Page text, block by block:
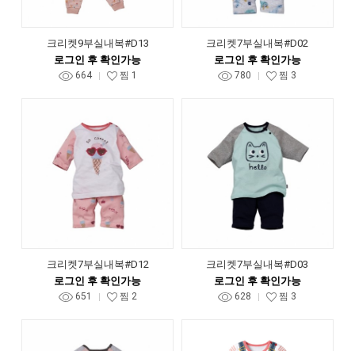
크리켓9부실내복#D13
로그인 후 확인가능
664 찜 1
크리켓7부실내복#D02
로그인 후 확인가능
780 찜 3
크리켓7부실내복#D12
로그인 후 확인가능
651 찜 2
크리켓7부실내복#D03
로그인 후 확인가능
628 찜 3